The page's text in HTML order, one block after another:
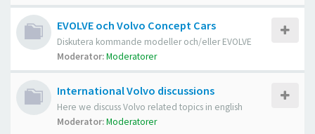
EVOLVE och Volvo Concept Cars
Diskutera kommande modeller och/eller EVOLVE
Moderator:Moderatorer
International Volvo discussions
Here we discuss Volvo related topics in english
Moderator:Moderatorer